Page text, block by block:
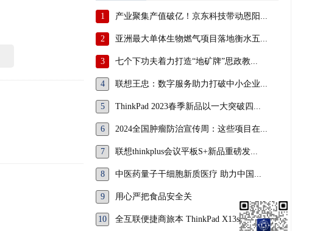
1 产业聚集产值破亿！京东科技带动恩阳...
2 亚洲最大单体生物燃气项目落地衡水五...
3 七个下功夫着力打造“地矿牌”思政教...
4 联想王忠：数字服务助力打破中小企业...
5 ThinkPad 2023春季新品以一大突破四...
6 2024全国肿瘤防治宣传周：这些项目在...
7 联想thinkplus会议平板S+新品重磅发...
8 中医药量子干细胞新质医疗 助力中国...
9 用心严把食品安全关
10 全互联便捷商旅本 ThinkPad X13s，重...